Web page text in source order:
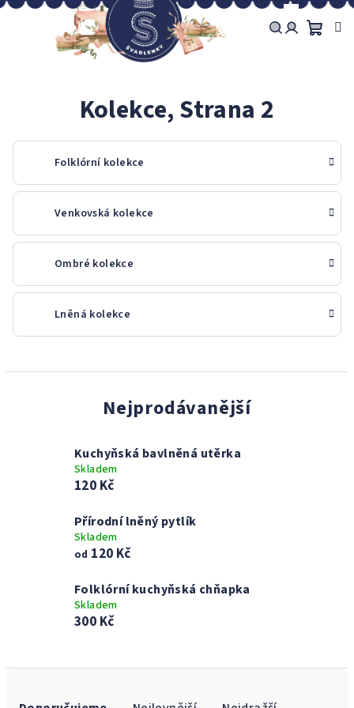
Přejít
Kolekce, Strana 2
Folklórní kolekce
Venkovská kolekce
Ombré kolekce
Lněná kolekce
Nejprodávanější
Kuchyňská bavlněná utěrka
Skladem
120 Kč
Přírodní lněný pytlík
Skladem
od 120 Kč
Folklórní kuchyňská chňapka
Skladem
300 Kč